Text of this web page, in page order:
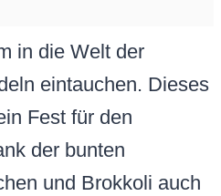
in die Welt der
eintauchen. Dieses
Fest für den
der bunten
und Brokkoli auch